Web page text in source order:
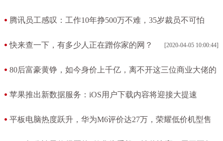
腾讯员工感叹：工作10年挣500万不难，35岁裁员不可怕
快来查一下，有多少人正在蹭你家的网？ [2020-04-05 10:00:44]
80后富豪黄铮，如今身价上千亿，离不开这三位商业大佬的
[2020-04-05 09:19:02]
苹果推出新数据服务：iOS用户下载内容将迎接大提速
平板电脑热度跃升，华为M6评价达27万，荣耀低价机型售